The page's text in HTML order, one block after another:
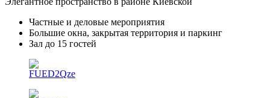
Частные и деловые мероприятия
Большие окна, закрытая территория и паркинг
Зал до 15 гостей